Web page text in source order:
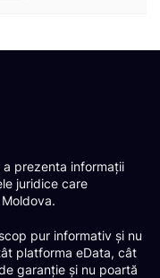
prezenta informații
juridice care
pur informativ și nu
platforma eData, cât
garanție și nu poartă